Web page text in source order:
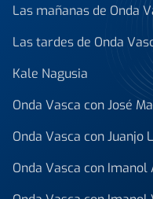
Las mañanas de Onda
Las tardes de Onda
Kale Nagusia
Onda Vasca con José
Onda Vasca con Juanjo
Onda Vasca con